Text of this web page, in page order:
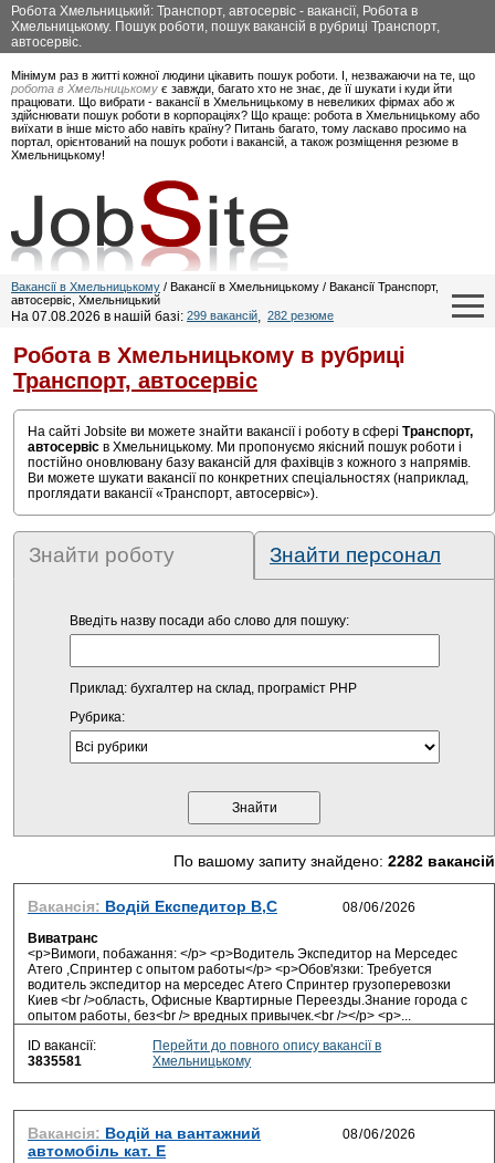
Робота Хмельницький: Транспорт, автосервіс - вакансії, Робота в
Хмельницькому. Пошук роботи, пошук вакансій в рубриці Транспорт,
автосервіс.
Мінімум раз в житті кожної людини цікавить пошук роботи. І, незважаючи на те, що
робота в Хмельницькому є завжди, багато хто не знає, де її шукати і куди йти
працювати. Що вибрати - вакансії в Хмельницькому в невеликих фірмах або ж
здійснювати пошук роботи в корпораціях? Що краще: робота в Хмельницькому або
виїхати в інше місто або навіть країну? Питань багато, тому ласкаво просимо на
портал, орієнтований на пошук роботи і вакансій, а також розміщення резюме в
Хмельницькому!
Вакансії в Хмельницькому / Вакансії в Хмельницькому / Вакансії Транспорт,
автосервіс, Хмельницький
На 07.08.2026 в нашій базі: 299 вакансій, 282 резюме
Робота в Хмельницькому в рубриці
Транспорт, автосервіс
На сайті Jobsite ви можете знайти вакансії і роботу в сфері Транспорт,
автосервіс в Хмельницькому. Ми пропонуємо якісний пошук роботи і
постійно оновлювану базу вакансій для фахівців з кожного з напрямів.
Ви можете шукати вакансії по конкретних спеціальностях (наприклад,
проглядати вакансії «Транспорт, автосервіс»).
Знайти роботу Знайти персонал
Введіть назву посади або слово для пошуку:
Приклад: бухгалтер на склад, програміст PHP
Рубрика:
По вашому запиту знайдено: 2282 вакансій
Вакансія: Водій Експедитор В,С
Виватранс
<p>Вимоги, побажання: </p> <p>Водитель Экспедитор на Мерседес
Атего ,Спринтер с опытом работы</p> <p>Обов'язки: Требуется
водитель экспедитор на мерседес Атего Спринтер грузоперевозки
Киев <br />область, Офисные Квартирные Переезды.Знание города с
опытом работы, без<br /> вредных привычек.<br /></p> <p>...
ID вакансії:
3835581
Перейти до повного опису вакансії в
Хмельницькому
Вакансія: Водій на вантажний
автомобіль кат. Е